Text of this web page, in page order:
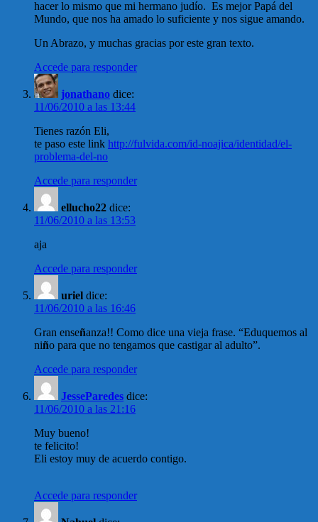
hacer lo mismo que mi hermano judío. Es mejor Papá del
Mundo, que nos ha amado lo suficiente y nos sigue amando.
Un Abrazo, y muchas gracias por este gran texto.
Accede para responder
jonathano dice:
11/06/2010 a las 13:44
Tienes razón Eli,
te paso este link http://fulvida.com/id-noajica/identidad/el-
problema-del-no
Accede para responder
ellucho22 dice:
11/06/2010 a las 13:53
aja
Accede para responder
uriel dice:
11/06/2010 a las 16:46
Gran enseñanza!! Como dice una vieja frase. “Eduquemos al
niño para que no tengamos que castigar al adulto”.
Accede para responder
JesseParedes dice:
11/06/2010 a las 21:16
Muy bueno!
te felicito!
Eli estoy muy de acuerdo contigo.
Accede para responder